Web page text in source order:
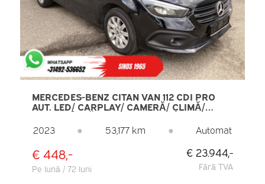
MERCEDES-BENZ CITAN VAN 112 CDI PRO
AUT. LED/ CARPLAY/ CAMERĂ/ CLIMĂ/
REMORCARE
2023 ● 53,177 km ● Automat
€ 448,-
Pe lună / 72 luni
€ 23.944,-
Fără TVA